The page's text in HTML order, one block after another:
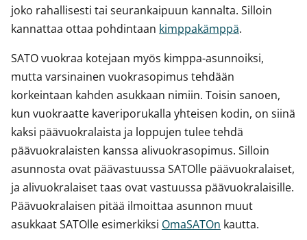
joko rahallisesti tai seurankaipuun kannalta. Silloin
kannattaa ottaa pohdintaan kimppakämppä.
SATO vuokraa kotejaan myös kimppa-asunnoiksi,
mutta varsinainen vuokrasopimus tehdään
korkeintaan kahden asukkaan nimiin. Toisin sanoen,
kun vuokraatte kaveriporukalla yhteisen kodin, on siinä
kaksi päävuokralaista ja loppujen tulee tehdä
päävuokralaisten kanssa alivuokrasopimus. Silloin
asunnosta ovat päävastuussa SATOlle päävuokralaiset,
ja alivuokralaiset taas ovat vastuussa päävuokralaisille.
Päävuokralaisen pitää ilmoittaa asunnon muut
asukkaat SATOlle esimerkiksi OmaSATOn kautta.